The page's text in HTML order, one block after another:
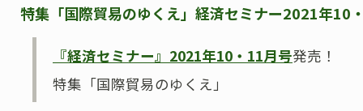
特集「国際貿易のゆくえ」経済セミナー2021年
『経済セミナー』2021年10・11月号発売！
特集「国際貿易のゆくえ」